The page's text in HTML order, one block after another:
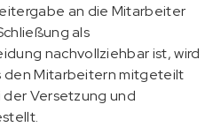
an die Mitarbeiter
als
nachvollziehbar ist, wird
den Mitarbeitern mitgeteilt
Versetzung und